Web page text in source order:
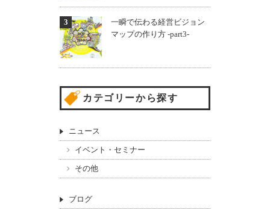
一瞬で伝わる経営ビジョン
マップの作り方 -part3-
カテゴリーから探す
ニュース
イベント・セミナー
その他
ブログ